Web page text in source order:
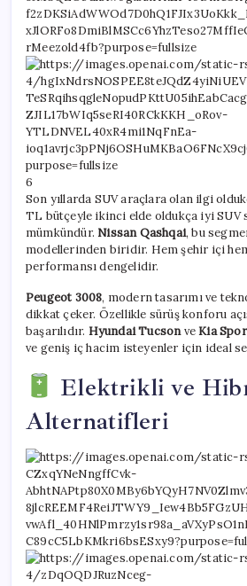
6
Son yıllarda SUV araçlara olan ilgi
TL bütçeyle ikinci elde oldukça iyi SUV
mümkündür. Nissan Qashqai, bu
modellerinden biridir. Hem şehir içi
performansı dengelidir.
Peugeot 3008, modern tasarımı ve
dikkat çeker. Özellikle sürüş konforu
başarılıdır. Hyundai TucsonveKia
ve geniş iç hacim isteyenler için ideal
Elektrikli ve
Alternatifleri